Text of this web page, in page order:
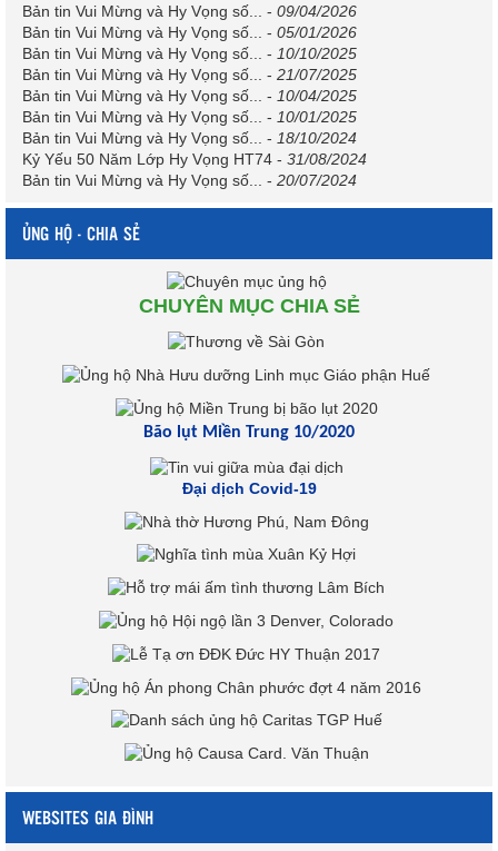
Bản tin Vui Mừng và Hy Vọng số...
- 09/04/2026
Bản tin Vui Mừng và Hy Vọng số...
- 05/01/2026
Bản tin Vui Mừng và Hy Vọng số...
- 10/10/2025
Bản tin Vui Mừng và Hy Vọng số...
- 21/07/2025
Bản tin Vui Mừng và Hy Vọng số...
- 10/04/2025
Bản tin Vui Mừng và Hy Vọng số...
- 10/01/2025
Bản tin Vui Mừng và Hy Vọng số...
- 18/10/2024
Kỷ Yếu 50 Năm Lớp Hy Vọng HT74 - 31/08/2024
Bản tin Vui Mừng và Hy Vọng số...
- 20/07/2024
ỦNG HỘ - CHIA SẺ
CHUYÊN MỤC CHIA SẺ
Bão lụt Miền Trung 10/2020
Đại dịch Covid-19
WEBSITES GIA ĐÌNH